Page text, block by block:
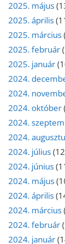
2025. május
2025. április
2025. március
2025. február
2025. január
2024.
2024.
2024. október
2024.
2024.
2024. július
2024. június
2024. május
2024. április
2024. március
2024. február
2024. január